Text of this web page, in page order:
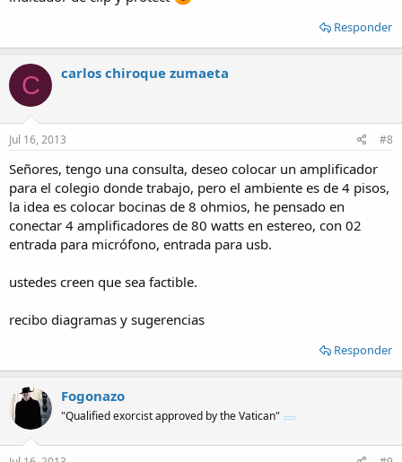
Responder
C carlos chiroque zumaeta
Jul 16, 2013 #8
Señores, tengo una consulta, deseo colocar un amplificador
para el colegio donde trabajo, pero el ambiente es de 4 pisos,
la idea es colocar bocinas de 8 ohmios, he pensado en
conectar 4 amplificadores de 80 watts en estereo, con 02
entrada para micrófono, entrada para usb.
ustedes creen que sea factible.
recibo diagramas y sugerencias
Responder
Fogonazo
"Qualified exorcist approved by the Vatican"